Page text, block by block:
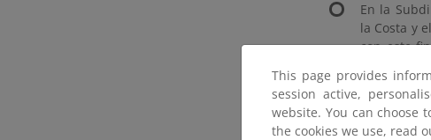
En la
la Costa y
con este
En la
Málaga).
dirección
This page provides
session active,
website. You can choose
the cookies we use, read